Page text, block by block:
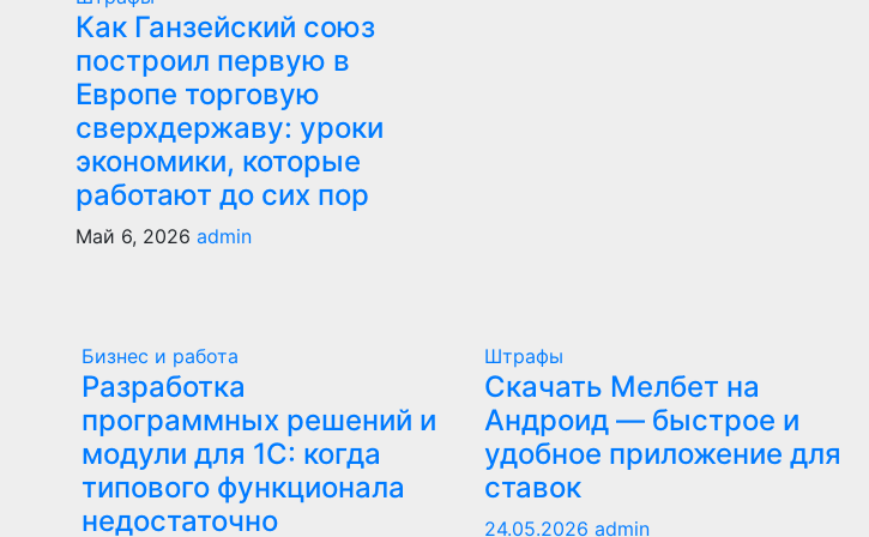
Как Ганзейский союз
построил первую в
Европе торговую
сверхдержаву: уроки
экономики, которые
работают до сих пор
Май 6, 2026 admin
Бизнес и работа
Разработка
программных решений и
модули для 1С: когда
типового функционала
недостаточно
Штрафы
Скачать Мелбет на
Андроид — быстрое и
удобное приложение для
ставок
24.05.2026 admin